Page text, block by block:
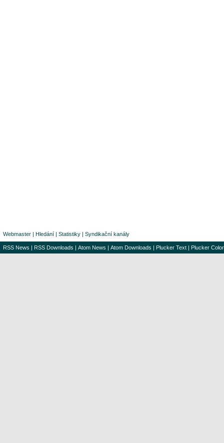
Webmaster | Hledání | Statistiky | Syndikační kanály
RSS News | RSS Downloads | Atom News | Atom Downloads | Plucker Text | Plucker Color